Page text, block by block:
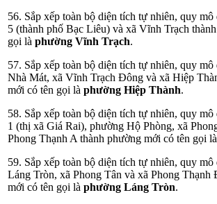
56. Sắp xếp toàn bộ diện tích tự nhiên, quy mô
5 (thành phố Bạc Liêu) và xã Vĩnh Trạch
gọi là phường Vĩnh Trạch.
57. Sắp xếp toàn bộ diện tích tự nhiên, quy mô
Nhà Mát, xã Vĩnh Trạch Đông và xã Hiệp
mới có tên gọi là phường Hiệp Thành.
58. Sắp xếp toàn bộ diện tích tự nhiên, quy mô
1 (thị xã Giá Rai), phường Hộ Phòng, xã
Phong Thạnh A thành phường mới có tên gọi là
59. Sắp xếp toàn bộ diện tích tự nhiên, quy mô
Láng Tròn, xã Phong Tân và xã Phong Thạnh
mới có tên gọi là phường Láng Tròn.